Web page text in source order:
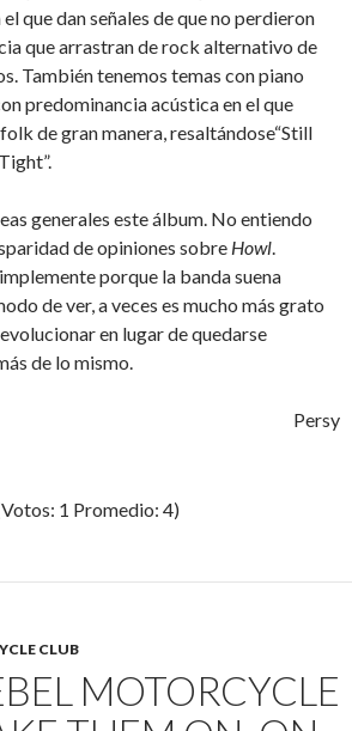
que dan señales de que no perdieron
que arrastran de rock alternativo de
También tenemos temas con piano
predominancia acústica en el que
de gran manera, resaltándose“Still
generales este álbum. No entiendo
de opiniones sobre Howl.
porque la banda suena
de ver, a veces es mucho más grato
en lugar de quedarse
de lo mismo.
Persy
1 Promedio: 4)
CLUB
MOTORCYCLE